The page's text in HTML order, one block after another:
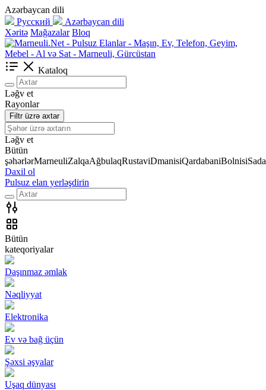
Azərbaycan dili
Русский
Azərbaycan dili
Xəritə Mağazalar Bloq
Kataloq
Ləğv et
Rayonlar
Filtr üzrə axtar
Ləğv et
Bütün
şəhərlərMarneuliZalqaAğbulaqRustaviDmanisiQardabaniBolnisi
Daxil ol
Pulsuz elan yerləşdirin
Bütün
kateqoriyalar
Daşınmaz əmlak
Nəqliyyat
Elektronika
Ev və bağ üçün
Şəxsi əşyalar
Uşaq dünyası